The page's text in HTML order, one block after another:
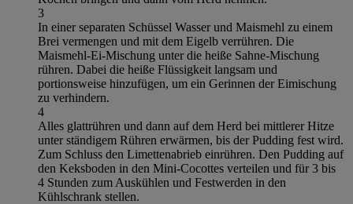
3
In einer separaten Schüssel Wasser und Maismehl zu einem
Brei vermengen und mit dem Eigelb verrühren. Die
Maismehl-Ei-Mischung unter die heiße Sahne-Mischung
rühren. Dabei die heiße Flüssigkeit langsam und
portionsweise hinzufügen, um ein Gerinnen der Eimischung
zu verhindern.
4
Alles glattrühren und dann auf dem Herd bei mittlerer Hitze
unter ständigem Rühren erwärmen, bis der Pudding fest wird.
Zum Schluss den Limettenabrieb einrühren. Den Pudding auf
den Keksboden in den Mini-Cocottes verteilen und für 3 bis
4 Stunden zum Auskühlen und Festwerden in den
Kühlschrank stellen.